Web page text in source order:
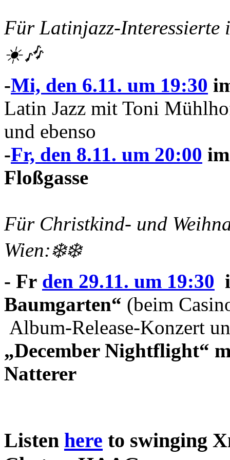
Für Latinjazz-Interessierte
☀️🎶
-Mi, den 6.11. um 19:30
Latin Jazz mit Toni
und ebenso
-Fr, den 8.11. um 20:00
Floßgasse
Für Christkind- und
Wien:❄️❄️
- Fr den 29.11. um 19:30
Baumgarten“ (beim
Album-Release-Konzert
„December Nightflight“
Natterer
Listen here to swinging